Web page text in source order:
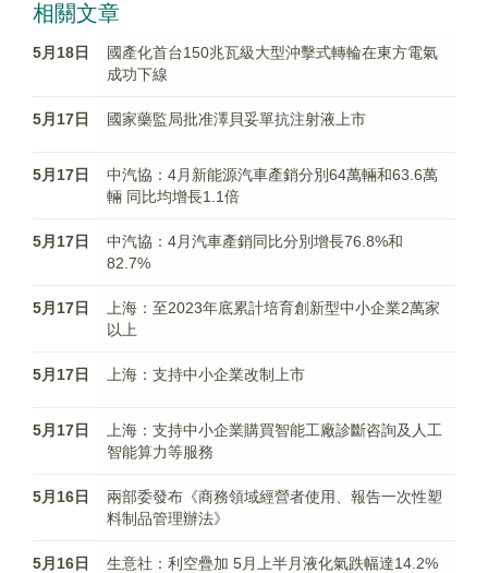
相關文章
5月18日
國產化首台150兆瓦級大型沖擊式轉輪在東方電氣
成功下線
5月17日 國家藥監局批准澤貝妥單抗注射液上市
5月17日
中汽協：4月新能源汽車產銷分別64萬輛和63.6萬
輛 同比均增長1.1倍
5月17日
中汽協：4月汽車產銷同比分別增長76.8%和
82.7%
5月17日
上海：至2023年底累計培育創新型中小企業2萬家
以上
5月17日 上海：支持中小企業改制上市
5月17日
上海：支持中小企業購買智能工廠診斷咨詢及人工
智能算力等服務
5月16日
兩部委發布《商務領域經營者使用、報告一次性塑
料制品管理辦法》
5月16日 生意社：利空疊加 5月上半月液化氣跌幅達14.2%